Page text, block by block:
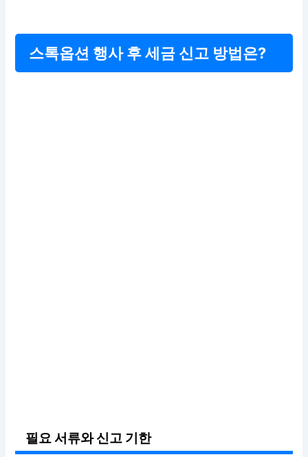
스톡옵션 행사 후 세금 신고 방법은?
필요 서류와 신고 기한